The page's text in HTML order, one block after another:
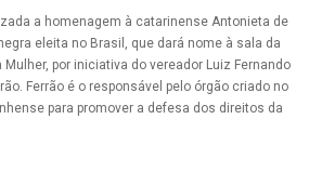
a homenagem à catarinense Antonieta de
eleita no Brasil, que dará nome à sala da
Mulher, por iniciativa do vereador Luiz Fernando
Ferrão é o responsável pelo órgão criado no
para promover a defesa dos direitos da